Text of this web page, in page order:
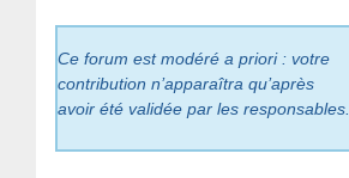
Ce forum est modéré a priori : votre
contribution n’apparaîtra qu’après
avoir été validée par les responsables.